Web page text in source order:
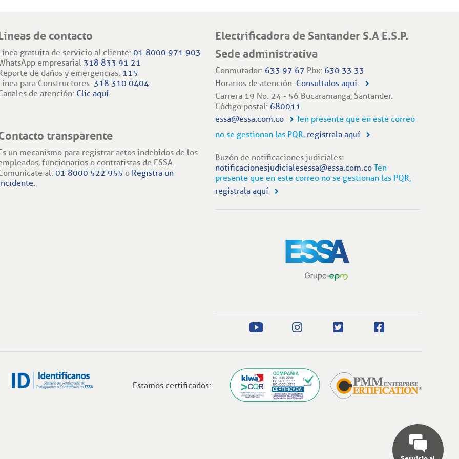
de contacto
gratuita de servicio al cliente: 01 8000 971 903
empresarial 318 833 91 21
de daños y emergencias: 115
para Constructores: 318 310 0404
de atención: Clic aquí
transparente
un mecanismo para registrar actos indebidos de los
funcionarios o contratistas de ESSA.
al: 01 8000 522 955 o Registra un
Electrificadora de Santander S.A E.S.P.
Sede administrativa
Conmutador: 633 97 67 Pbx: 630 33 33
Horarios de atención: Consultalos aquí.
Carrera 19 No. 24 - 56 Bucaramanga, Santander.
Código postal: 680011
essa@essa.com.co
Ten presente que en este correo
no se gestionan las PQR, regístrala aquí
Buzón de notificaciones judiciales:
notificacionesjudicialesessa@essa.com.co Ten
presente que en este correo no se gestionan las PQR,
regístrala aquí
Estamos certificados: